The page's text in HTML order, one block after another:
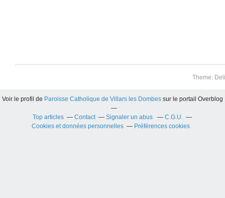
Theme:
Voir le profil de Paroisse Catholique de Villars les Dombes sur le portail Overblog
Top articles Contact Signaler un abus
C.G.U.
Cookies et données personnelles
Préférences cookies